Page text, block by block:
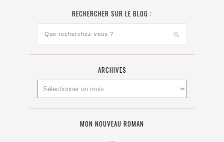
RECHERCHER SUR LE BLOG :
ARCHIVES
MON NOUVEAU ROMAN